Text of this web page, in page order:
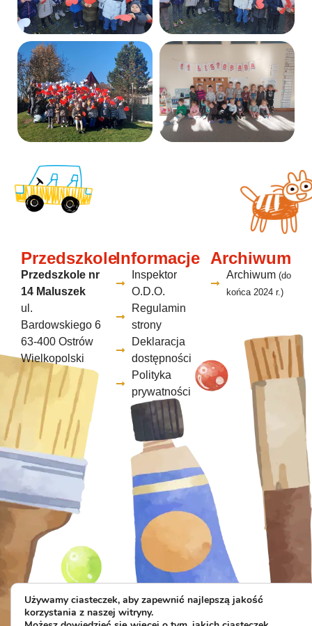
Przedszkole
Przedszkole nr
14 Maluszek
ul.
Bardowskiego 6
63-400 Ostrów
Wielkopolski
Informacje
Inspektor
O.D.O.
Regulamin
strony
Deklaracja
dostępności
Polityka
prywatności
Archiwum
Archiwum (do
końca 2024 r.)
Używamy ciasteczek, aby zapewnić najlepszą jakość
korzystania z naszej witryny.